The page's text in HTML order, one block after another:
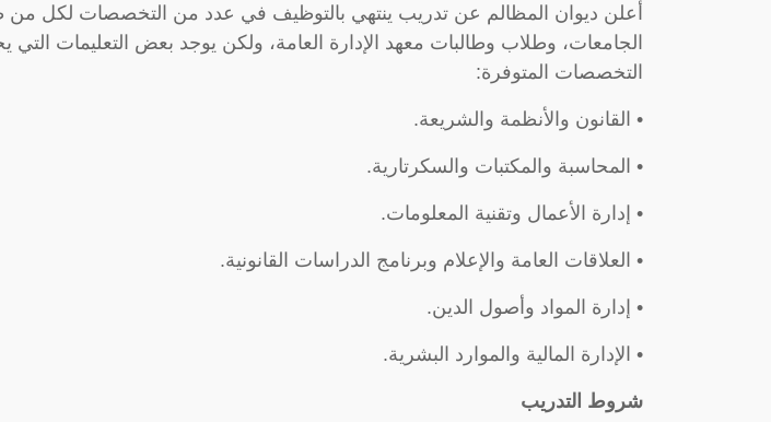
أعلن ديوان المظالم عن تدريب ينتهي بالتوظيف في عدد من التخصصات لكل من
الجامعات، وطلاب وطالبات معهد الإدارة العامة، ولكن يوجد بعض التعليمات التي
التخصصات المتوفرة:
• القانون والأنظمة والشريعة.
• المحاسبة والمكتبات والسكرتارية.
• إدارة الأعمال وتقنية المعلومات.
• العلاقات العامة والإعلام وبرنامج الدراسات القانونية.
• إدارة المواد وأصول الدين.
• الإدارة المالية والموارد البشرية.
شروط التدريب